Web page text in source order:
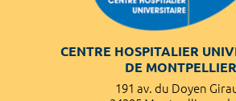
CENTRE HOSPITALIER
DE MONTPELLIER
191 av. du Doyen